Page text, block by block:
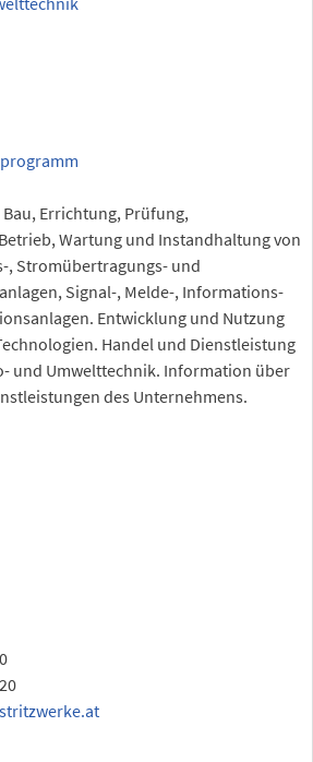
Errichtung, Prüfung,
Wartung und Instandhaltung von
, Stromübertragungs- und
Signal-, Melde-, Informations-
Entwicklung und Nutzung
Handel und Dienstleistung
und Umwelttechnik. Information über
des Unternehmens.